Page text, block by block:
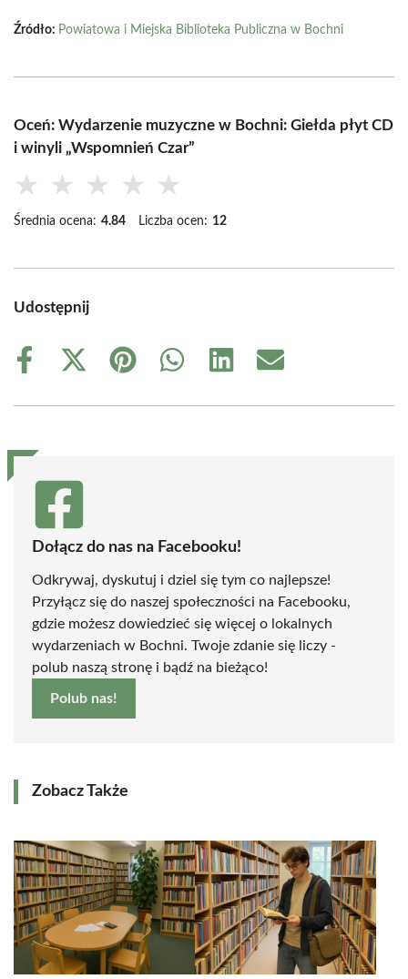
Źródło: Powiatowa i Miejska Biblioteka Publiczna w Bochni
Oceń: Wydarzenie muzyczne w Bochni: Giełda płyt CD
i winyli „Wspomnień Czar”
★ ★ ★ ★ ★
Średnia ocena: 4.84 Liczba ocen: 12
Udostępnij
Share
Share
(Twitter)
Share
Share
Share
Share
Dołącz do nas na Facebooku!
Odkrywaj, dyskutuj i dziel się tym co najlepsze!
Przyłącz się do naszej społeczności na Facebooku,
gdzie możesz dowiedzieć się więcej o lokalnych
wydarzeniach w Bochni. Twoje zdanie się liczy -
polub naszą stronę i bądź na bieżąco!
Polub nas!
Zobacz Także